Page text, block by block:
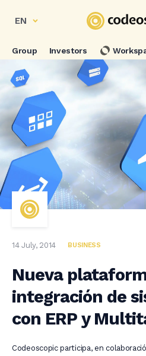
EN
Group Investors
14 July, 2014 BUSINESS
Nueva
integración de
con ERP y
Codeoscopic participa, en